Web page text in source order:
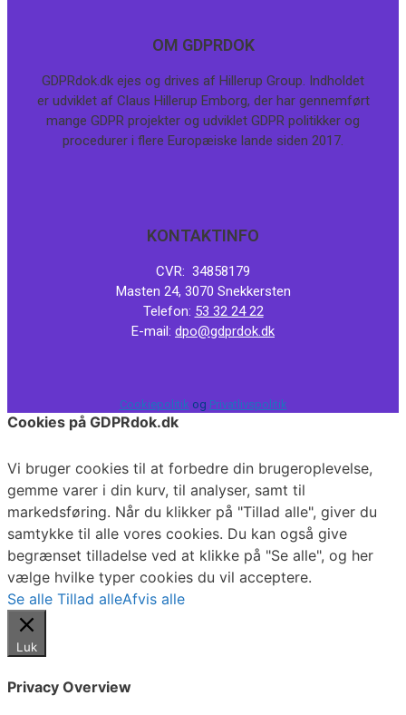
OM GDPRDOK
GDPRdok.dk ejes og drives af Hillerup Group. Indholdet
er udviklet af Claus Hillerup Emborg, der har gennemført
mange GDPR projekter og udviklet GDPR politikker og
procedurer i flere Europæiske lande siden 2017.
KONTAKTINFO
CVR: 34858179
Masten 24, 3070 Snekkersten
Telefon: 53 32 24 22
E-mail: dpo@gdprdok.dk
Cookiepolitik og Privatlivspolitik
Cookies på GDPRdok.dk
Vi bruger cookies til at forbedre din brugeroplevelse,
gemme varer i din kurv, til analyser, samt til
markedsføring. Når du klikker på "Tillad alle", giver du
samtykke til alle vores cookies. Du kan også give
begrænset tilladelse ved at klikke på "Se alle", og her
vælge hvilke typer cookies du vil acceptere.
Se alle Tillad alleAfvis alle
Luk
Privacy Overview